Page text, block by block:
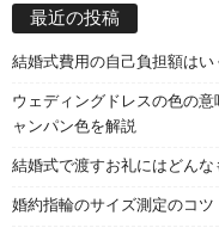
最近の投稿
結婚式費用の自己負担額は
ウェディングドレスの色の
ャンパン色を解説
結婚式で渡すお礼にはどん
婚約指輪のサイズ測定のコ